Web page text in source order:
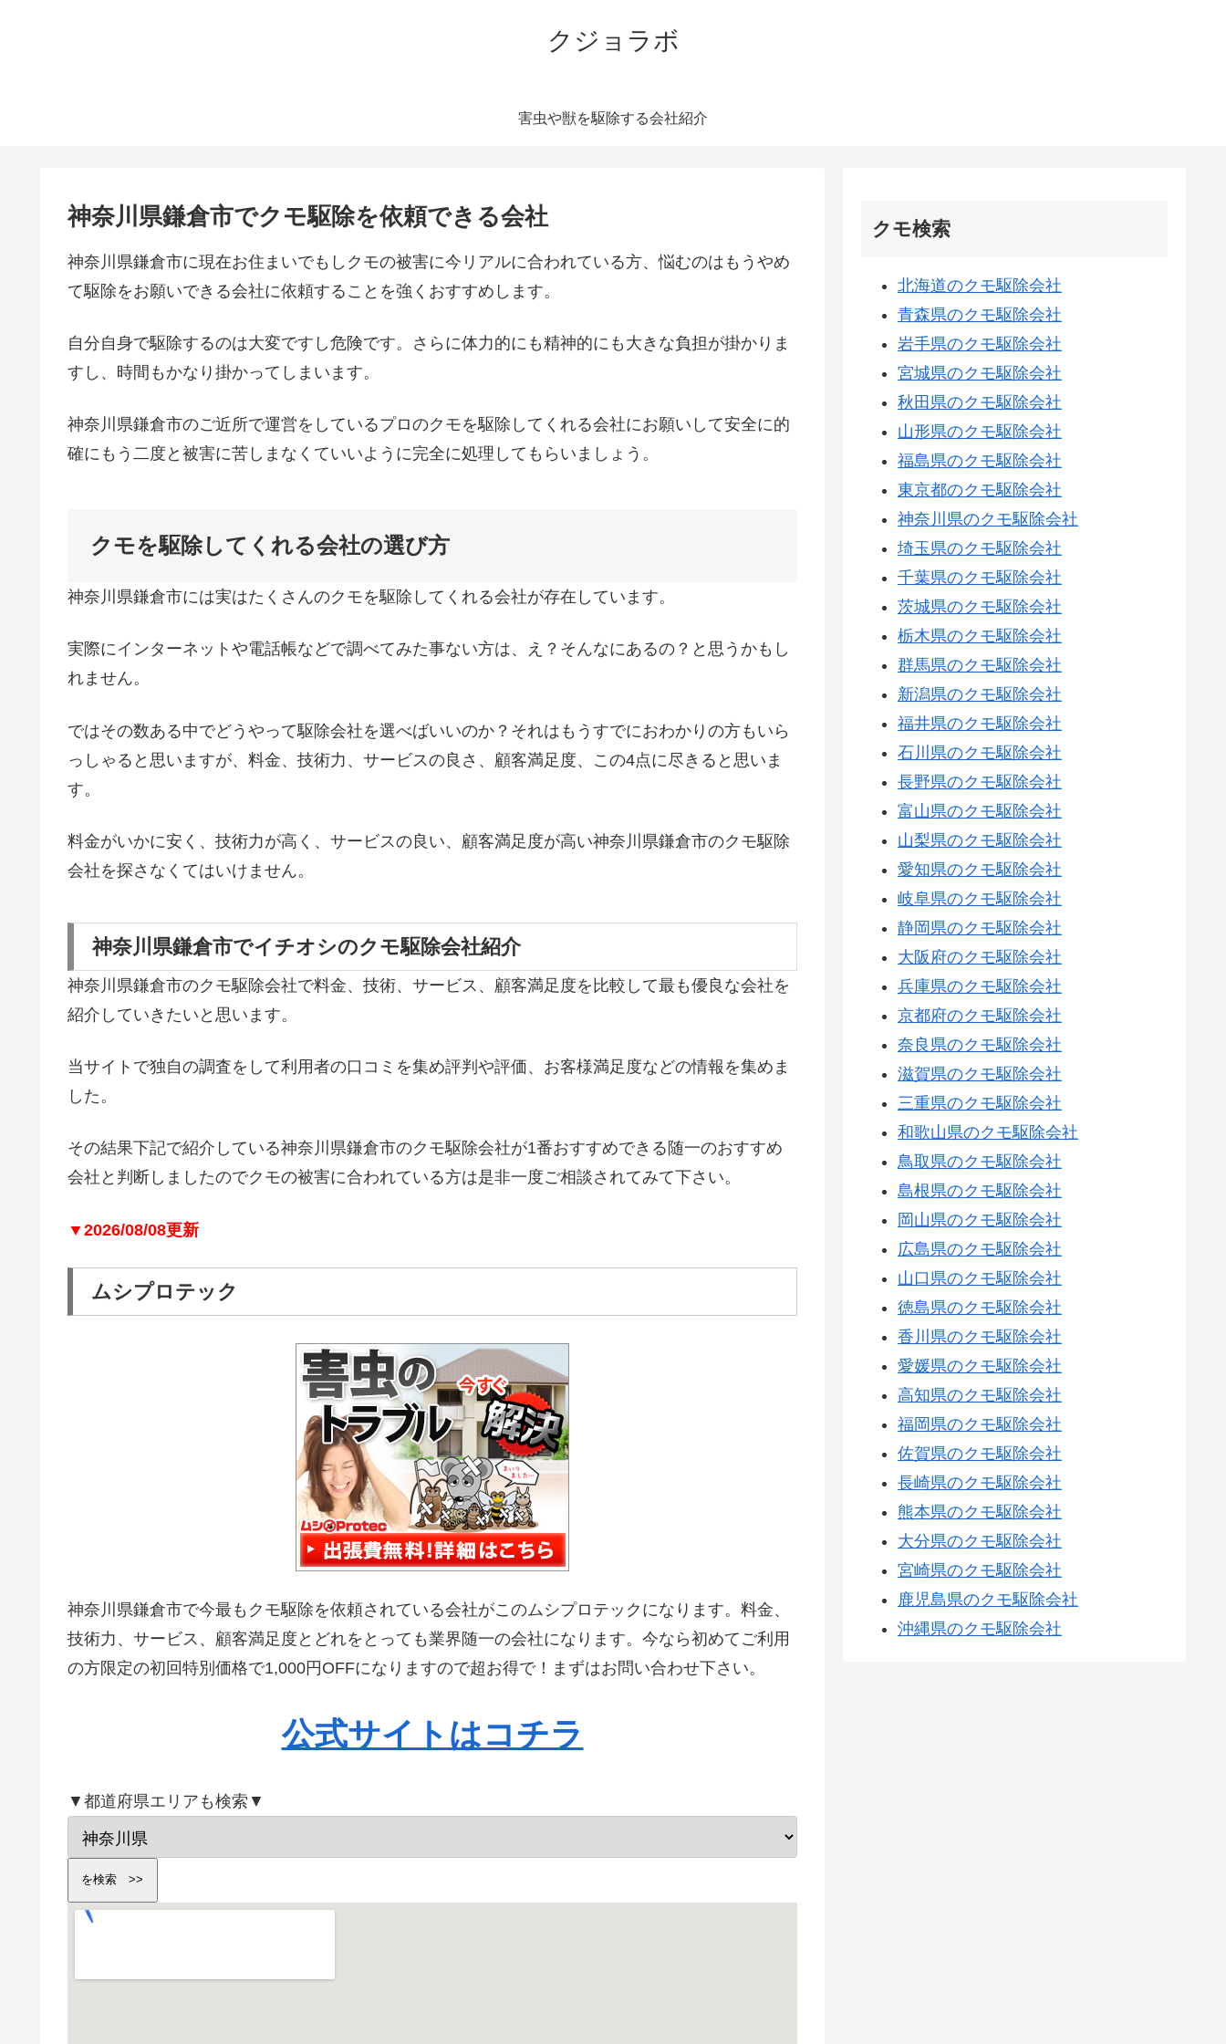
クジョラボ
害虫や獣を駆除する会社紹介
神奈川県鎌倉市でクモ駆除を依頼できる会社
神奈川県鎌倉市に現在お住まいでもしクモの被害に今リアルに合われている方、悩むのはもうやめ
て駆除をお願いできる会社に依頼することを強くおすすめします。
自分自身で駆除するのは大変ですし危険です。さらに体力的にも精神的にも大きな負担が掛かりま
すし、時間もかなり掛かってしまいます。
神奈川県鎌倉市のご近所で運営をしているプロのクモを駆除してくれる会社にお願いして安全に的
確にもう二度と被害に苦しまなくていいように完全に処理してもらいましょう。
クモを駆除してくれる会社の選び方
神奈川県鎌倉市には実はたくさんのクモを駆除してくれる会社が存在しています。
実際にインターネットや電話帳などで調べてみた事ない方は、え？そんなにあるの？と思うかもし
れません。
ではその数ある中でどうやって駆除会社を選べばいいのか？それはもうすでにおわかりの方もいら
っしゃると思いますが、料金、技術力、サービスの良さ、顧客満足度、この4点に尽きると思いま
す。
料金がいかに安く、技術力が高く、サービスの良い、顧客満足度が高い神奈川県鎌倉市のクモ駆除
会社を探さなくてはいけません。
神奈川県鎌倉市でイチオシのクモ駆除会社紹介
神奈川県鎌倉市のクモ駆除会社で料金、技術、サービス、顧客満足度を比較して最も優良な会社を
紹介していきたいと思います。
当サイトで独自の調査をして利用者の口コミを集め評判や評価、お客様満足度などの情報を集めま
した。
その結果下記で紹介している神奈川県鎌倉市のクモ駆除会社が1番おすすめできる随一のおすすめ
会社と判断しましたのでクモの被害に合われている方は是非一度ご相談されてみて下さい。
▼2026/08/08更新
ムシプロテック
神奈川県鎌倉市で今最もクモ駆除を依頼されている会社がこのムシプロテックになります。料金、
技術力、サービス、顧客満足度とどれをとっても業界随一の会社になります。今なら初めてご利用
の方限定の初回特別価格で1,000円OFFになりますので超お得で！まずはお問い合わせ下さい。
公式サイトはコチラ
▼都道府県エリアも検索▼
クモ検索
北海道のクモ駆除会社
青森県のクモ駆除会社
岩手県のクモ駆除会社
宮城県のクモ駆除会社
秋田県のクモ駆除会社
山形県のクモ駆除会社
福島県のクモ駆除会社
東京都のクモ駆除会社
神奈川県のクモ駆除会社
埼玉県のクモ駆除会社
千葉県のクモ駆除会社
茨城県のクモ駆除会社
栃木県のクモ駆除会社
群馬県のクモ駆除会社
新潟県のクモ駆除会社
福井県のクモ駆除会社
石川県のクモ駆除会社
長野県のクモ駆除会社
富山県のクモ駆除会社
山梨県のクモ駆除会社
愛知県のクモ駆除会社
岐阜県のクモ駆除会社
静岡県のクモ駆除会社
大阪府のクモ駆除会社
兵庫県のクモ駆除会社
京都府のクモ駆除会社
奈良県のクモ駆除会社
滋賀県のクモ駆除会社
三重県のクモ駆除会社
和歌山県のクモ駆除会社
鳥取県のクモ駆除会社
島根県のクモ駆除会社
岡山県のクモ駆除会社
広島県のクモ駆除会社
山口県のクモ駆除会社
徳島県のクモ駆除会社
香川県のクモ駆除会社
愛媛県のクモ駆除会社
高知県のクモ駆除会社
福岡県のクモ駆除会社
佐賀県のクモ駆除会社
長崎県のクモ駆除会社
熊本県のクモ駆除会社
大分県のクモ駆除会社
宮崎県のクモ駆除会社
鹿児島県のクモ駆除会社
沖縄県のクモ駆除会社